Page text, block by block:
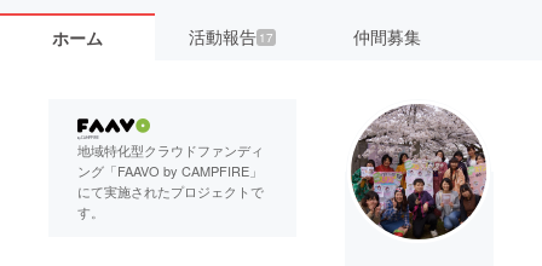
ホーム 活動報告 17 仲間募集
地域特化型クラウドファンディ
ング「FAAVO by CAMPFIRE」
にて実施されたプロジェクトで
す。